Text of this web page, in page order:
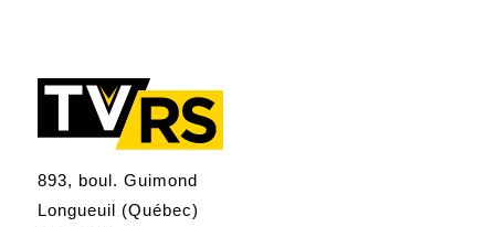
893, boul. Guimond
Longueuil (Québec)